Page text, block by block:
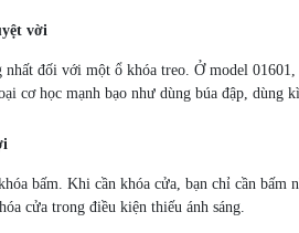
vời
nhất đối với một ổ khóa treo. Ở model
cơ học mạnh bạo như dùng búa đập, dùng
bấm. Khi cần khóa cửa, bạn chỉ cần
cửa trong điều kiện thiếu ánh sáng.